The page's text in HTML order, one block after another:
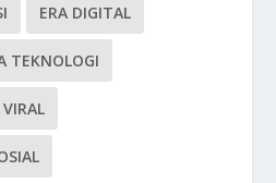
ERA DIGITAL
TEKNOLOGI